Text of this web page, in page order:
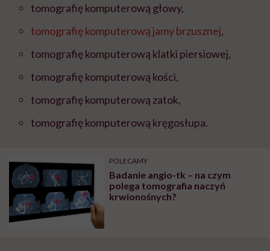
tomografię komputerową głowy,
tomografię komputerową jamy brzusznej,
tomografię komputerową klatki piersiowej,
tomografię komputerową kości,
tomografię komputerową zatok,
tomografię komputerową kręgosłupa.
POLECAMY
Badanie angio-tk – na czym
polega tomografia naczyń
krwionośnych?